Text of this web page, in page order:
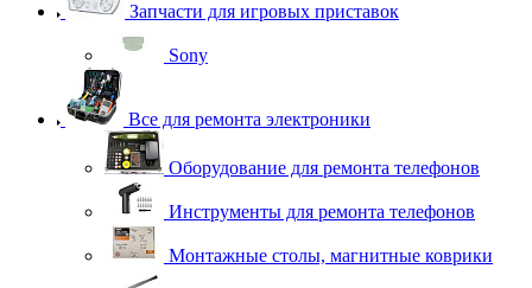
Запчасти для игровых приставок
Sony
Все для ремонта электроники
Оборудование для ремонта телефонов
Инструменты для ремонта телефонов
Монтажные столы, магнитные коврики